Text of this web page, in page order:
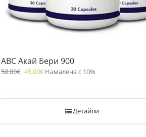
ABC Акай Бери 900
50.00€ 45.00€ Намалена с 10%
Детайли